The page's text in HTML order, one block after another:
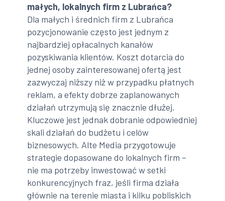
małych, lokalnych firm z Lubrańca?
Dla małych i średnich firm z Lubrańca
pozycjonowanie często jest jednym z
najbardziej opłacalnych kanałów
pozyskiwania klientów. Koszt dotarcia do
jednej osoby zainteresowanej ofertą jest
zazwyczaj niższy niż w przypadku płatnych
reklam, a efekty dobrze zaplanowanych
działań utrzymują się znacznie dłużej.
Kluczowe jest jednak dobranie odpowiedniej
skali działań do budżetu i celów
biznesowych. Alte Media przygotowuje
strategie dopasowane do lokalnych firm –
nie ma potrzeby inwestować w setki
konkurencyjnych fraz, jeśli firma działa
głównie na terenie miasta i kilku pobliskich